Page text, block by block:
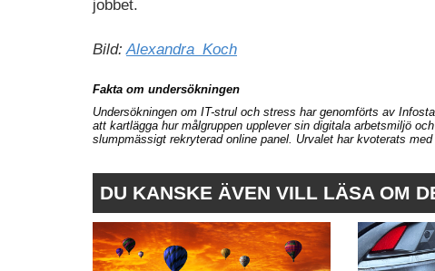
jobbet.
Bild: Alexandra_Koch
Fakta om undersökningen
Undersökningen om IT-strul och stress har genomförts av
att kartlägga hur målgruppen upplever sin digitala arbetsmiljö
slumpmässigt rekryterad online panel. Urvalet har kvoterats
DU KANSKE ÄVEN VILL LÄSA OM